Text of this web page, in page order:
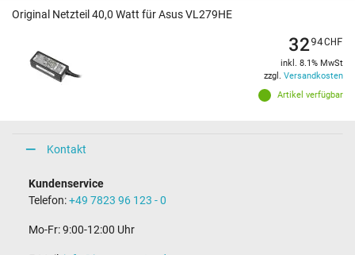
Original Netzteil 40,0 Watt für Asus VL279HE
Artikel verfügbar
3294CHF
inkl. 8.1% MwSt
zzgl. Versandkosten
Kontakt
Kundenservice
Telefon:+49 7823 96 123 - 0
Mo-Fr: 9:00-12:00 Uhr